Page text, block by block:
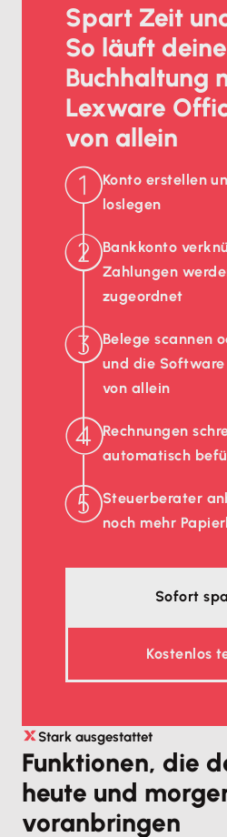
Spart Zeit
So läuft deine
Buchhaltung
Lexware
von allein
Konto erstellen
loslegen
Bankkonto
Zahlungen
zugeordnet
Belege scannen
und die
von allein
Rechnungen
automatisch
Steuerberater
noch mehr
Sofort
Kostenlos
Stark ausgestattet
Funktionen, die
heute und
voranbringen